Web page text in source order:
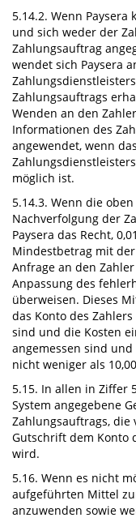
5.14.2. Wenn
und sich weder der
Zahlungsauftrag
wendet sich Paysera
Zahlungsauftrags
Wenden an den
Informationen des
angewendet, wenn
möglich ist.
5.14.3. Wenn die
Nachverfolgung der
Paysera das Recht,
Mindestbetrag mit
Anfrage an den
Anpassung des
überweisen. Dieses
das Konto des
sind und die Kosten
angemessen sind
nicht weniger als
5.15. In allen in Ziffer
System angegebene
Zahlungsauftrags, die
Gutschrift dem Konto
wird.
5.16. Wenn es nicht
aufgeführten Mittel
anzuwenden sowie